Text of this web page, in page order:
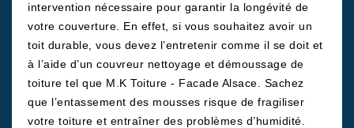
intervention nécessaire pour garantir la longévité de
votre couverture. En effet, si vous souhaitez avoir un
toit durable, vous devez l’entretenir comme il se doit et
à l’aide d’un couvreur nettoyage et démoussage de
toiture tel que M.K Toiture - Facade Alsace. Sachez
que l’entassement des mousses risque de fragiliser
votre toiture et entraîner des problèmes d’humidité.